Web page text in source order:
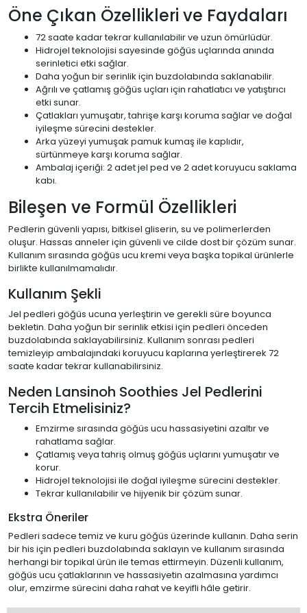
Öne Çıkan Özellikleri ve Faydaları
72 saate kadar tekrar kullanılabilir ve uzun ömürlüdür.
Hidrojel teknolojisi sayesinde göğüs uçlarında anında
serinletici etki sağlar.
Daha yoğun bir serinlik için buzdolabında saklanabilir.
Ağrılı ve çatlamış göğüs uçları için rahatlatıcı ve yatıştırıcı
etki sunar.
Çatlakları yumuşatır, tahrişe karşı koruma sağlar ve doğal
iyileşme sürecini destekler.
Arka yüzeyi yumuşak pamuk kumaş ile kaplıdır,
sürtünmeye karşı koruma sağlar.
Ambalaj içeriği: 2 adet jel ped ve 2 adet koruyucu saklama
kabı.
Bileşen ve Formül Özellikleri
Pedlerin güvenli yapısı, bitkisel gliserin, su ve polimerlerden
oluşur. Hassas anneler için güvenli ve cilde dost bir çözüm sunar.
Kullanım sırasında göğüs ucu kremi veya başka topikal ürünlerle
birlikte kullanılmamalıdır.
Kullanım Şekli
Jel pedleri göğüs ucuna yerleştirin ve gerekli süre boyunca
bekletin. Daha yoğun bir serinlik etkisi için pedleri önceden
buzdolabında saklayabilirsiniz. Kullanım sonrası pedleri
temizleyip ambalajındaki koruyucu kaplarına yerleştirerek 72
saate kadar tekrar kullanabilirsiniz.
Neden Lansinoh Soothies Jel Pedlerini
Tercih Etmelisiniz?
Emzirme sırasında göğüs ucu hassasiyetini azaltır ve
rahatlama sağlar.
Çatlamış veya tahriş olmuş göğüs uçlarını yumuşatır ve
korur.
Hidrojel teknolojisi ile doğal iyileşme sürecini destekler.
Tekrar kullanılabilir ve hijyenik bir çözüm sunar.
Ekstra Öneriler
Pedleri sadece temiz ve kuru göğüs üzerinde kullanın. Daha serin
bir his için pedleri buzdolabında saklayın ve kullanım sırasında
herhangi bir topikal ürün ile temas ettirmeyin. Düzenli kullanım,
göğüs ucu çatlaklarının ve hassasiyetin azalmasına yardımcı
olur, emzirme sürecini daha rahat ve keyifli hâle getirir.